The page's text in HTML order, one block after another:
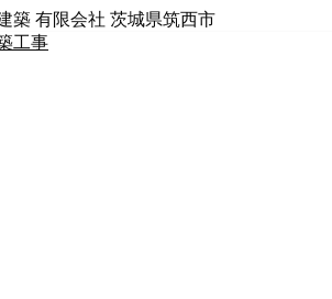
築 有限会社 茨城県筑西市